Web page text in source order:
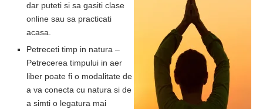
dar puteti si sa gasiti clase
online sau sa practicati
acasa.
Petreceti timp in natura –
Petrecerea timpului in aer
liber poate fi o modalitate de
a va conecta cu natura si de
a simti o legatura mai